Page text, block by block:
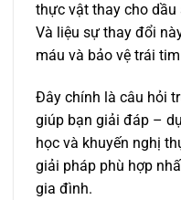
thực vật thay cho
Và liệu sự thay đổi
máu và bảo vệ trái
Đây chính là câu hỏi
giúp bạn giải đáp –
học và khuyến nghị
giải pháp phù hợp
gia đình.